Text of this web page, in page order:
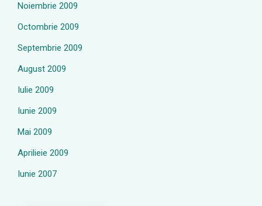
Noiembrie 2009
Octombrie 2009
Septembrie 2009
August 2009
Iulie 2009
Iunie 2009
Mai 2009
Aprilieie 2009
Iunie 2007